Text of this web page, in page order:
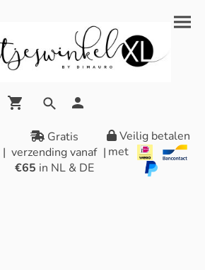
|
Gratis
verzending vanaf
€65 in NL & DE
|
Veilig betalen
met